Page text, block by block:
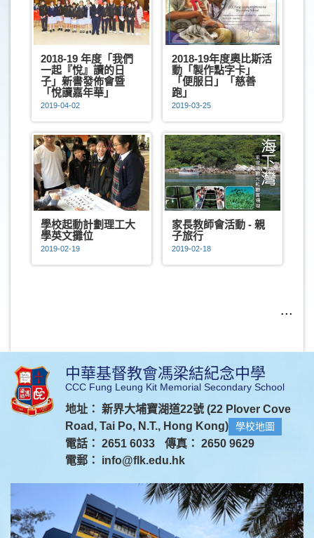
2018-19 年度「我們
一起『悅』讀的日
子」新書發佈會暨
「悅讀嘉年華」
2019-04-02
2018-19年度奧比斯活
動「製作點字卡」
「便服日」「慈善
跑」
2019-03-25
學校起動計劃理工大
學英文攤位
2019-02-19
家長教師會活動 - 親
子旅行
2019-02-18
...
中華基督教會馮梁結紀念中學
CCC Fung Leung Kit Memorial Secondary School
地址： 新界大埔寶湖道22號 (22 Plover Cove
Road, Tai Po, N.T., Hong Kong)
學校地圖
電話： 2651 6033
傳真： 2650 9629
電郵： info@flk.edu.hk